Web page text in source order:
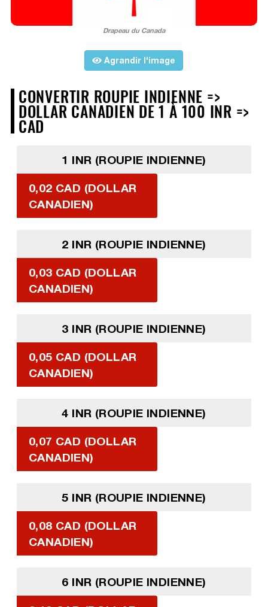
Drapeau du Canada
Agrandir l'image
CONVERTIR ROUPIE INDIENNE =>
DOLLAR CANADIEN DE 1 À 100 INR =>
CAD
1 INR (ROUPIE INDIENNE)
0,02 CAD (DOLLAR
CANADIEN)
2 INR (ROUPIE INDIENNE)
0,03 CAD (DOLLAR
CANADIEN)
3 INR (ROUPIE INDIENNE)
0,05 CAD (DOLLAR
CANADIEN)
4 INR (ROUPIE INDIENNE)
0,07 CAD (DOLLAR
CANADIEN)
5 INR (ROUPIE INDIENNE)
0,08 CAD (DOLLAR
CANADIEN)
6 INR (ROUPIE INDIENNE)